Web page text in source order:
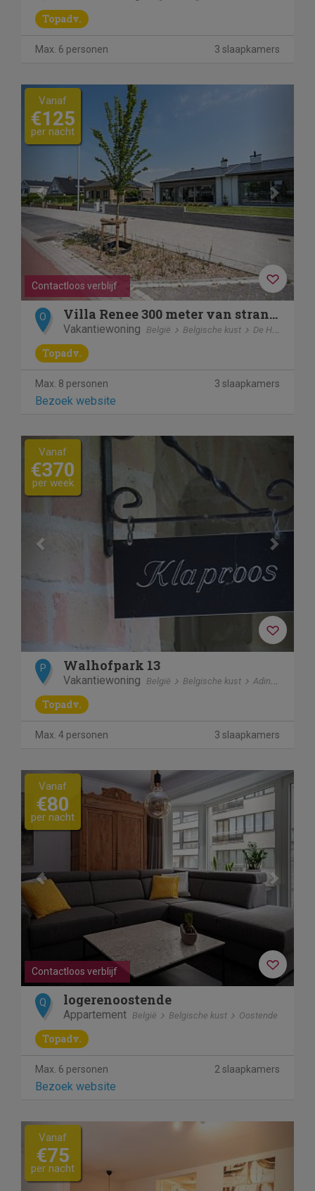
Topadv.
Max. 6 personen 3 slaapkamers
Previous
Contactloos verblijf
Vanaf
€125
per nacht
O Villa Renee 300 meter van strand 3 slaapkamers 8 bedden +g
Vakantiewoning België Belgische kust De Haan
Topadv.
Max. 8 personen 3 slaapkamers
Bezoek website
Previous
Vanaf
€370
per week
P Walhofpark 13
Vakantiewoning België Belgische kust Adinkerke - De panne
Topadv.
Max. 4 personen 3 slaapkamers
Previous Next
Contactloos verblijf
Vanaf
€80
per nacht
Q logerenoostende
Appartement België Belgische kust Oostende
Topadv.
Max. 6 personen 2 slaapkamers
Bezoek website
Previous
Vanaf
€75
per nacht